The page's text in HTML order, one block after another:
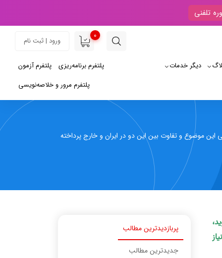
تلفنی
0
ورود | ثبت نام
دیگر خدمات پلتفرم آزمون
پلتفرم برنامه‌ریزی
پلتفرم مرور و خلاصه‌نویسی
این موضوع و تفاوت بین این دو در ایران و خارج پرداخته
پربازدیدترین مطالب
جدیدترین مطالب